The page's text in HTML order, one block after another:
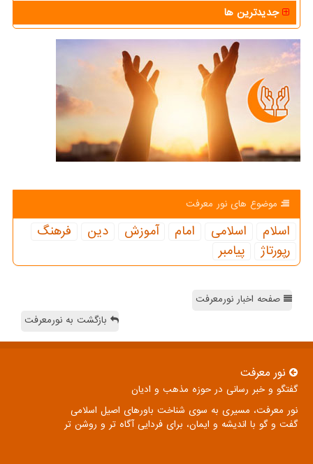
جدیدترین ها
موضوع های نور معرفت
اسلام اسلامی امام آموزش دین
فرهنگ
رپورتاژ
پیامبر
صفحه اخبار نورمعرفت
بازگشت به نورمعرفت
نور معرفت
گفتگو و خبر رسانی در حوزه مذهب و ادیان
نور معرفت، مسیری به سوی شناخت باورهای اصیل اسلامی
گفت و گو با اندیشه و ایمان، برای فردایی آگاه تر و روشن تر